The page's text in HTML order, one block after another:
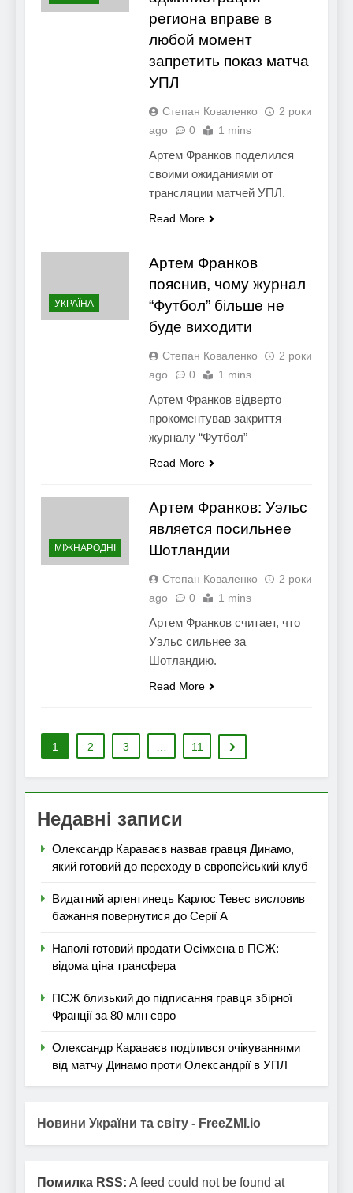
региона вправе в
любой момент
запретить показ матча
УПЛ
Степан Коваленко
2 роки
ago
0 1 mins
Артем Франков поделился
своими ожиданиями от
трансляции матчей УПЛ.
Read More
УКРАЇНА
Артем Франков
пояснив, чому журнал
“Футбол” більше не
буде виходити
Степан Коваленко
2 роки
ago
0 1 mins
Артем Франков відверто
прокоментував закриття
журналу “Футбол”
Read More
МІЖНАРОДНІ
Артем Франков: Уэльс
является посильнее
Шотландии
Степан Коваленко
2 роки
ago
0 1 mins
Артем Франков считает, что
Уэльс сильнее за
Шотландию.
Read More
1 2 3 11
Недавні записи
Олександр Караваєв назвав гравця Динамо,
який готовий до переходу в європейський клуб
Видатний аргентинець Карлос Тевес висловив
бажання повернутися до Серії А
Наполі готовий продати Осімхена в ПСЖ:
відома ціна трансфера
ПСЖ близький до підписання гравця збірної
Франції за 80 млн євро
Олександр Караваєв поділився очікуваннями
від матчу Динамо проти Олександрії в УПЛ
Новини України та світу - FreeZMI.io
Помилка RSS: A feed could not be found at